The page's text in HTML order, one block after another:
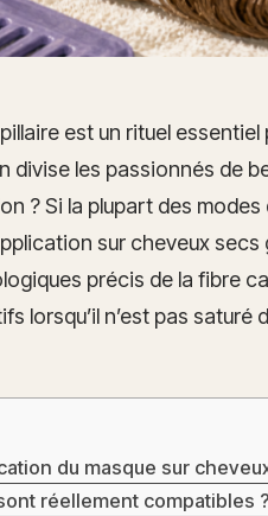
est un rituel
divise les passionnés de
? Si la plupart des
sur cheveux
précis de la fibre
lorsqu’il n’est pas saturé
du masque sur
réellement compatibles ?